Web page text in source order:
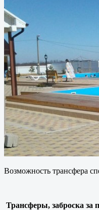
Возможность трансфера
Трансферы, заброска за